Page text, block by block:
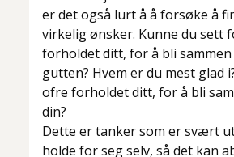
er det også lurt å å forsøke å
virkelig ønsker. Kunne du sett
forholdet ditt, for å bli sammen
gutten? Hvem er du mest glad
ofre forholdet ditt, for å bli
din?
Dette er tanker som er svært
holde for seg selv, så det kan